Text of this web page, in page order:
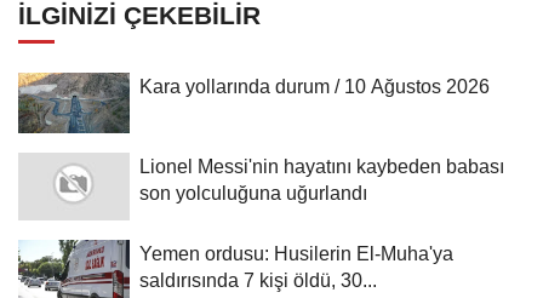
İLGINIZI ÇEKEBILIR
Kara yollarında durum / 10 Ağustos 2026
Lionel Messi'nin hayatını kaybeden babası
son yolculuğuna uğurlandı
Yemen ordusu: Husilerin El-Muha'ya
saldırısında 7 kişi öldü, 30...